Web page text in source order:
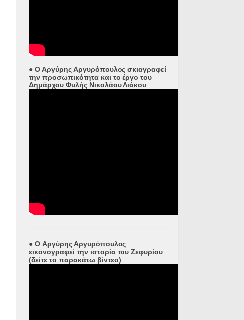
● Ο Αργύρης Αργυρόπουλος σκιαγραφεί
την προσωπικότητα και το έργο του
Δημάρχου Φυλής Νικολάου Λιάκου
● O Αργύρης Αργυρόπουλος
εικονογραφεί την ιστορία του Ζεφυρίου
(δείτε το παρακάτω βίντεο)